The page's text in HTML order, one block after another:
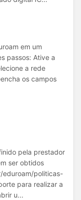
em um
passos: Ative a
a rede
os campos
pela prestador
ser obtidos
eduroam/politicas-
para realizar a
u...